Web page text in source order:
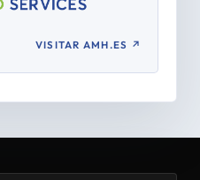
VISITAR AMH.ES ↗